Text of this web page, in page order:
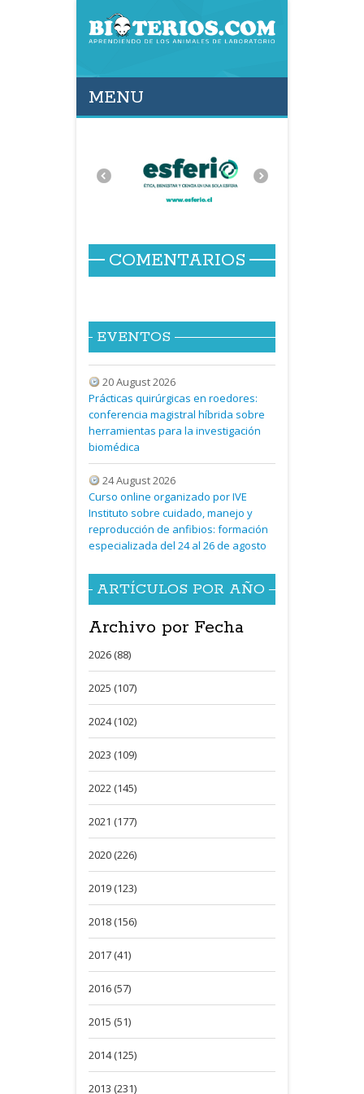
MENU
COMENTARIOS
EVENTOS
20 August 2026
Prácticas quirúrgicas en roedores:
conferencia magistral híbrida sobre
herramientas para la investigación
biomédica
24 August 2026
Curso online organizado por IVE
Instituto sobre cuidado, manejo y
reproducción de anfibios: formación
especializada del 24 al 26 de agosto
ARTÍCULOS POR AÑO
Archivo por Fecha
2026 (88)
2025 (107)
2024 (102)
2023 (109)
2022 (145)
2021 (177)
2020 (226)
2019 (123)
2018 (156)
2017 (41)
2016 (57)
2015 (51)
2014 (125)
2013 (231)